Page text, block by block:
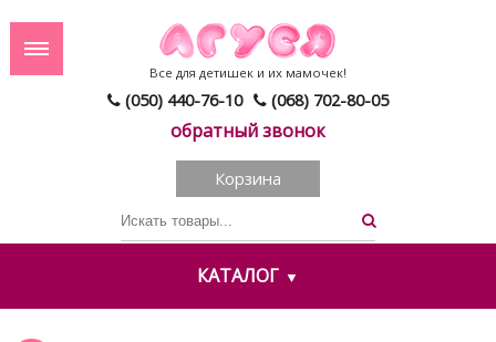
(050) 440-76-10 (068) 702-80-05
обратный звонок
Все для детишек и их мамочек!
Корзина
КАТАЛОГ